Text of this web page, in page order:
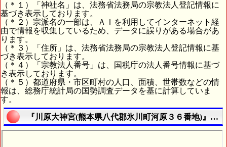
（＊１）「神社名」は、法務省法務局の宗教法人登記情報に
基づき表示しております。
（＊２）宗派名の一部は、ＡＩを利用してインターネット経
由で情報を収集しているため、データに誤りがある場合があ
ります。
（＊３）「住所」は、法務省法務局の宗教法人登記情報に基
づき表示しております。
（＊４）「宗教法人番号」は、国税庁の法人番号情報に基づ
き表示しております。
（＊５）都道府県・市区町村の人口、面積、世帯数などの情
報は、総務庁統計局の国勢調査データを基に計算していま
す。
『川原大神宮(熊本県八代郡氷川町河原３６番地)』の